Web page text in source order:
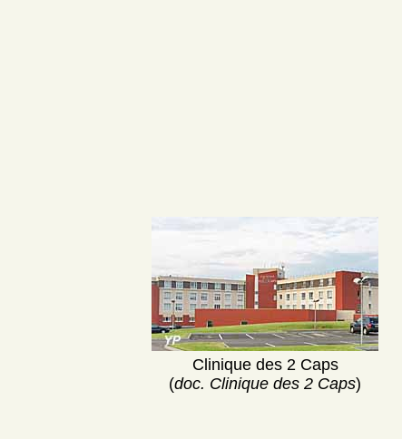
Clinique des 2 Caps
(doc. Clinique des 2 Caps)